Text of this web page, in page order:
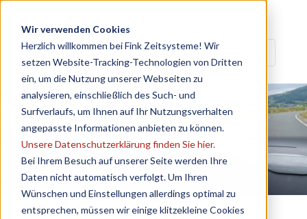
Wir verwenden Cookies
Herzlich willkommen bei Fink Zeitsysteme! Wir
setzen Website-Tracking-Technologien von Dritten
ein, um die Nutzung unserer Webseiten zu
analysieren, einschließlich des Such- und
Surfverlaufs, um Ihnen auf Ihr Nutzungsverhalten
angepasste Informationen anbieten zu können.
Unsere Datenschutzerklärung finden Sie hier.
Bei Ihrem Besuch auf unserer Seite werden Ihre
Daten nicht automatisch verfolgt. Um Ihren
Wünschen und Einstellungen allerdings optimal zu
entsprechen, müssen wir einige klitzekleine Cookies